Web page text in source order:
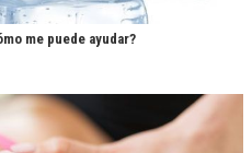
me puede ayudar?